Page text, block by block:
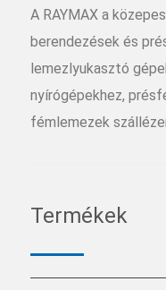
A RAYMAX a
berendezések és
lemezlyukasztó
nyírógépekhez,
fémlemezek
Termékek